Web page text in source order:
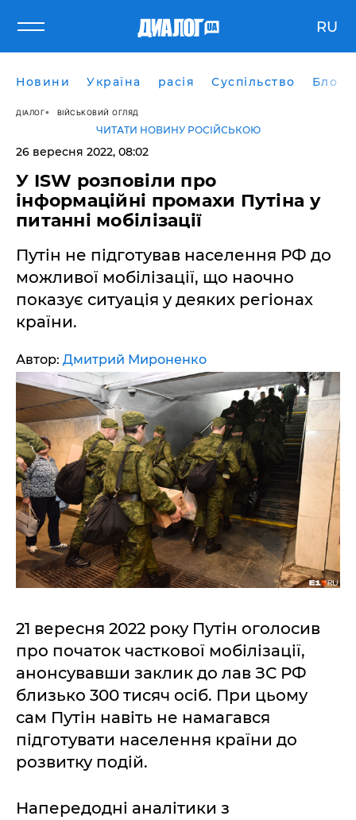
RU
Новини Україна расія Суспільство Блоги
ДІАЛОГ ВІЙСЬКОВИЙ ОГЛЯД
ЧИТАТИ НОВИНУ РОСІЙСЬКОЮ
26 вересня 2022, 08:02
У ІSW розповіли про
інформаційні промахи Путіна у
питанні мобілізації
Путін не підготував населення РФ до
можливої мобілізації, що наочно
показує ситуація у деяких регіонах
країни.
Автор: Дмитрий Мироненко
21 вересня 2022 року Путін оголосив
про початок часткової мобілізації,
анонсувавши заклик до лав ЗС РФ
близько 300 тисяч осіб. При цьому
сам Путін навіть не намагався
підготувати населення країни до
розвитку подій.
Напередодні аналітики з